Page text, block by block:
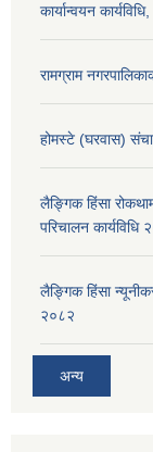
कार्यान्वयन
रामग्राम
होमस्टे (घरवास)
लैङ्गिक हिंसा
परिचालन कार्यविधि
लैङ्गिक हिंसा
२०८२
अन्य